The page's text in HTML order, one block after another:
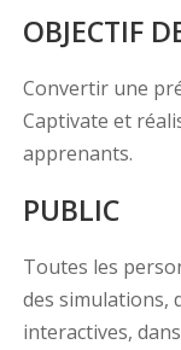
OBJECTIF
Convertir une
Captivate et
apprenants.
PUBLIC
Toutes les
des simulations,
interactives, dans